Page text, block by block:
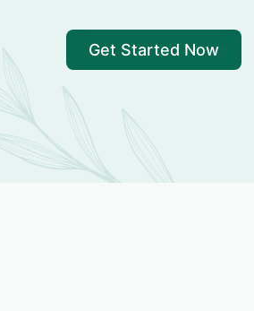
Get Started Now